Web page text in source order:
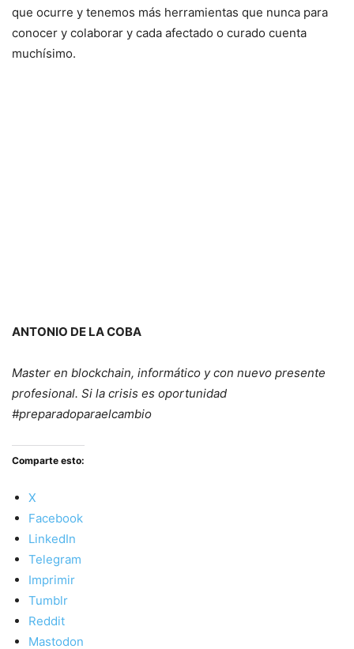
que ocurre y tenemos más herramientas que nunca para
conocer y colaborar y cada afectado o curado cuenta
muchísimo.
ANTONIO DE LA COBA
Master en blockchain, informático y con nuevo presente
profesional. Si la crisis es oportunidad
#preparadoparaelcambio
Comparte esto:
X
Facebook
LinkedIn
Telegram
Imprimir
Tumblr
Reddit
Mastodon